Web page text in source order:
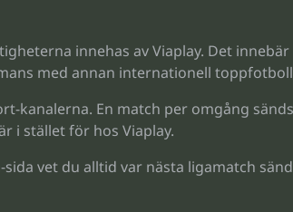
innehas av Viaplay. Det
med annan internationell
kanalerna. En match per omgång
i stället för hos Viaplay.
vet du alltid var nästa ligamatch